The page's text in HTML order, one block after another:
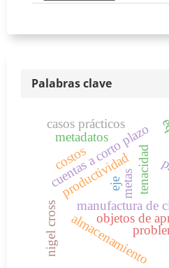
Palabras clave
manufactura de
tenacidad
cuentas a corto plazo
casos prácticos
productividad
metas
objetos de
metadatos
almacenamiento
nigel cross
eje
costos